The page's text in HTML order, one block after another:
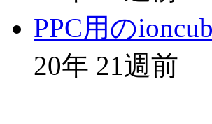
PPC用の
20年 21週前